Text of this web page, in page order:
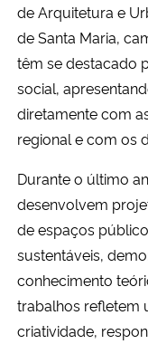
Ministério do
Controladoria-Geral da
Ministério da Mulher, da
Secretaria de Governo
Gabinete de Segurança
Advocacia-Geral da União
de Arquitetura e
de Santa Maria,
têm se destacado
social,
diretamente com
regional e com os
Durante o último
desenvolvem
de espaços
sustentáveis,
conhecimento
trabalhos refletem
criatividade,